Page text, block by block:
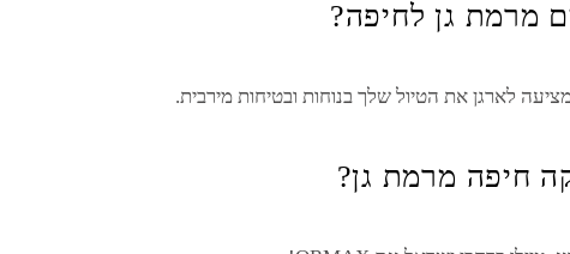
מרמת גן לחיפה?
חיפה מרמת גן?